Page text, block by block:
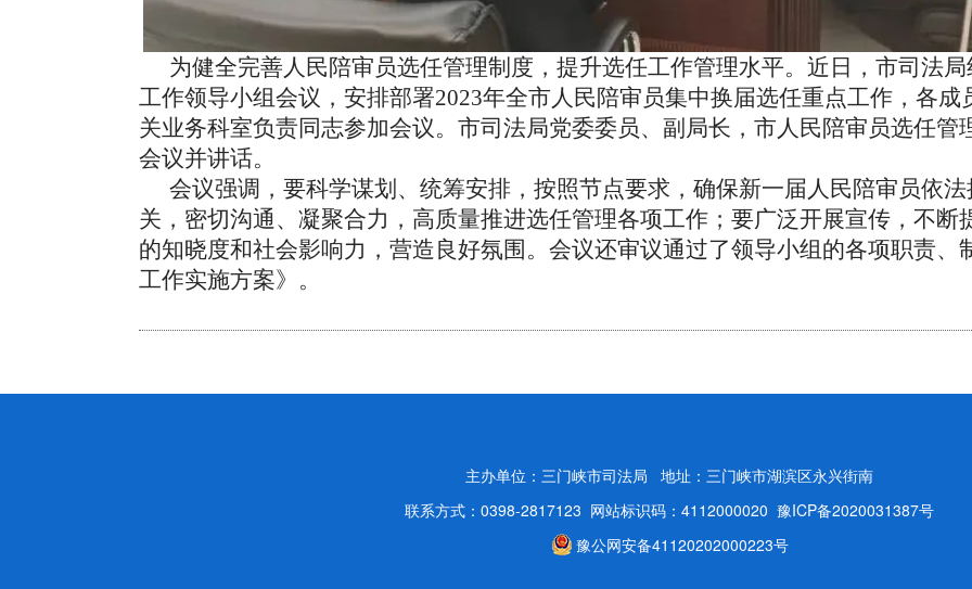
为健全完善人民陪审员选任管理制度，提升选任工作管理水平。近日，市司法
工作领导小组会议，安排部署2023年全市人民陪审员集中换届选任重点工作，各
关业务科室负责同志参加会议。市司法局党委委员、副局长，市人民陪审员选任管
会议并讲话。
会议强调，要科学谋划、统筹安排，按照节点要求，确保新一届人民陪审员依
关，密切沟通、凝聚合力，高质量推进选任管理各项工作；要广泛开展宣传，不断
的知晓度和社会影响力，营造良好氛围。会议还审议通过了领导小组的各项职责、
工作实施方案》。
主办单位：三门峡市司法局
地址：三门峡市湖滨区永兴街南
联系方式：0398-2817123 网站标识码：4112000020 豫ICP备2020031387号
豫公网安备41120202000223号